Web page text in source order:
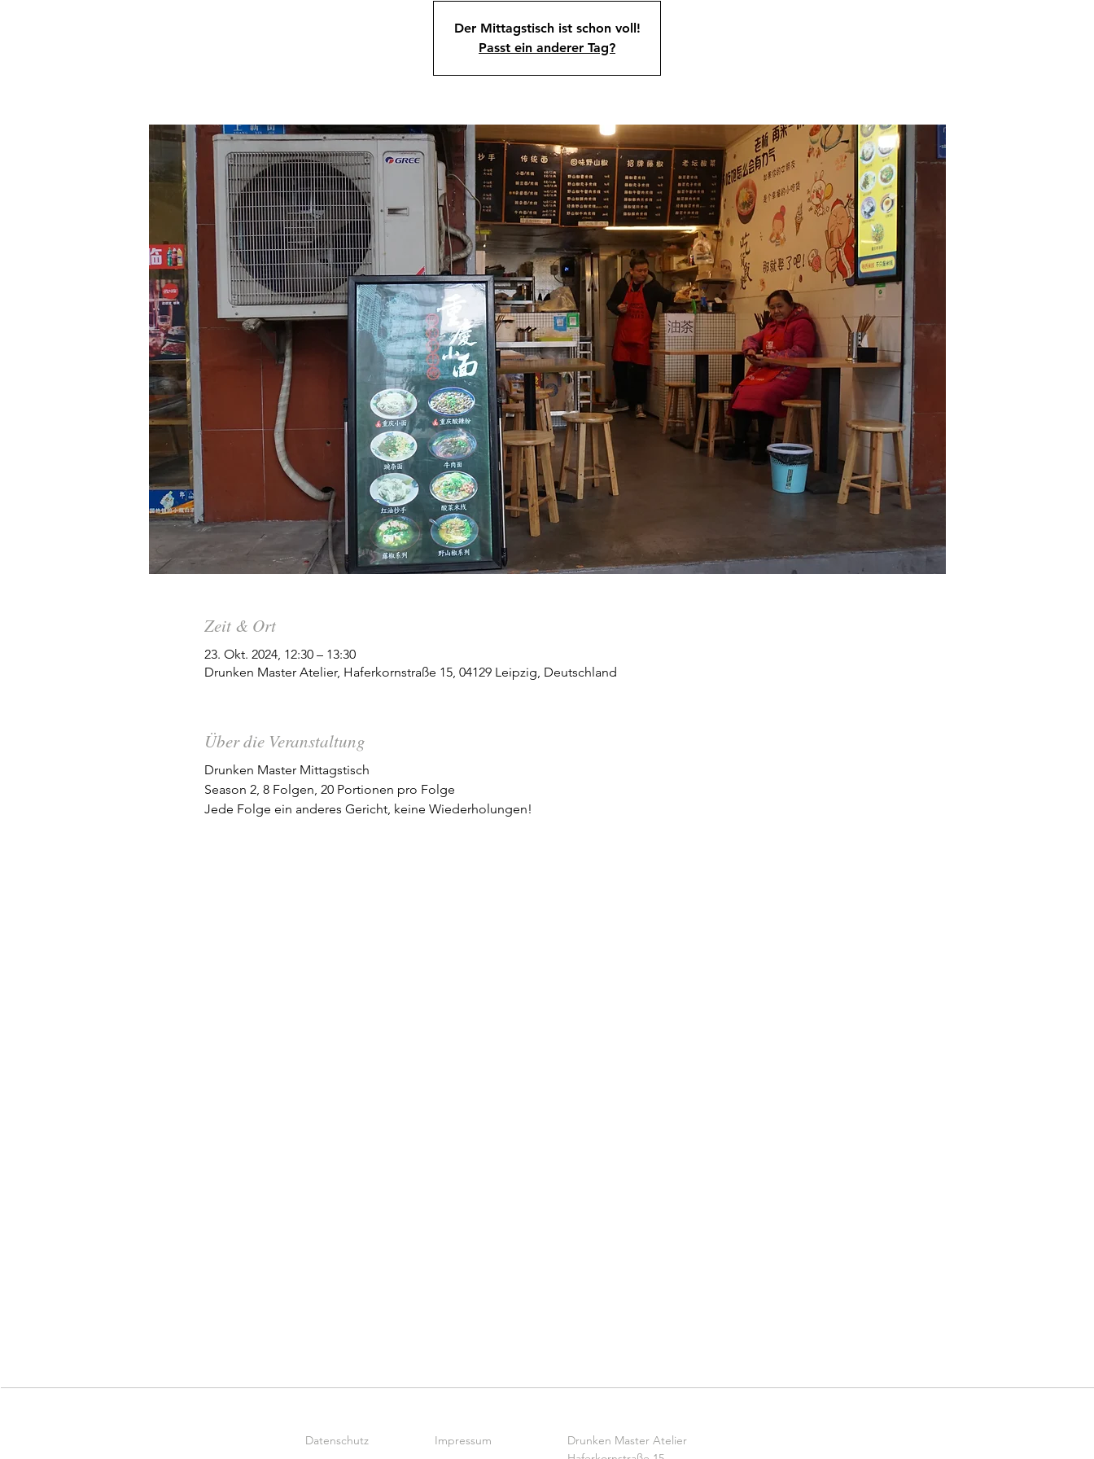
Der Mittagstisch ist schon voll!
Passt ein anderer Tag?
Zeit & Ort
23. Okt. 2024, 12:30 – 13:30
Drunken Master Atelier, Haferkornstraße 15, 04129 Leipzig, Deutschland
Über die Veranstaltung
Drunken Master Mittagstisch
Season 2, 8 Folgen, 20 Portionen pro Folge
Jede Folge ein anderes Gericht, keine Wiederholungen!
Datenschutz Impressum
Drunken Master Atelier